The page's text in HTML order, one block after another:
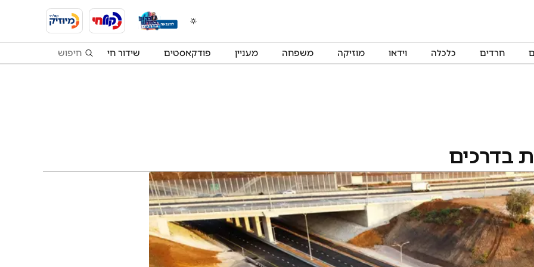
חרדים כלכלה וידאו מוזיקה משפחה מעניין פודקאסטים שידור חי
בדרכים